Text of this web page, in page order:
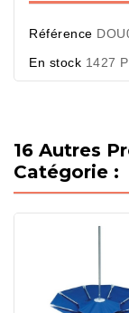
Référence
En stock 1427
16 Autres
Catégorie :